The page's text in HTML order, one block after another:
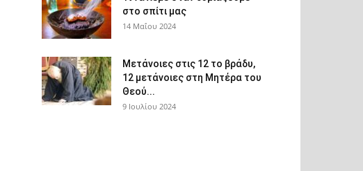
στο σπίτι μας
14 Μαΐου 2024
Μετάνοιες στις 12 το βράδυ,
12 μετάνοιες στη Μητέρα του
Θεού...
9 Ιουλίου 2024